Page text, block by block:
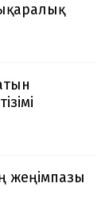
жеңімпазы